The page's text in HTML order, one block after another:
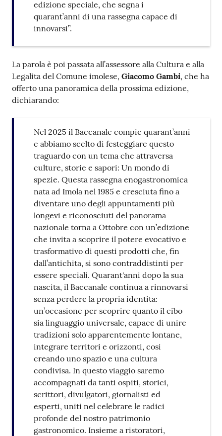
edizione speciale, che segna i
quarant’anni di una rassegna capace di
innovarsi”.
La parola è poi passata all’assessore alla Cultura e alla
Legalita del Comune imolese, Giacomo Gambi, che ha
offerto una panoramica della prossima edizione,
dichiarando:
Nel 2025 il Baccanale compie quarant’anni
e abbiamo scelto di festeggiare questo
traguardo con un tema che attraversa
culture, storie e sapori: Un mondo di
spezie. Questa rassegna enogastronomica
nata ad Imola nel 1985 e cresciuta fino a
diventare uno degli appuntamenti più
longevi e riconosciuti del panorama
nazionale torna a Ottobre con un’edizione
che invita a scoprire il potere evocativo e
trasformativo di questi prodotti che, fin
dall’antichita, si sono contraddistinti per
essere speciali. Quarant'anni dopo la sua
nascita, il Baccanale continua a rinnovarsi
senza perdere la propria identita:
un’occasione per scoprire quanto il cibo
sia linguaggio universale, capace di unire
tradizioni solo apparentemente lontane,
integrare territori e orizzonti, cosi
creando uno spazio e una cultura
condivisa. In questo viaggio saremo
accompagnati da tanti ospiti, storici,
scrittori, divulgatori, giornalisti ed
esperti, uniti nel celebrare le radici
profonde del nostro patrimonio
gastronomico. Insieme a ristoratori,